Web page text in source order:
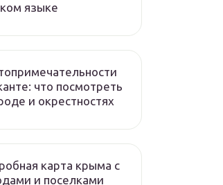
языке
что посмотреть
и окрестностях
карта крыма с
и поселками